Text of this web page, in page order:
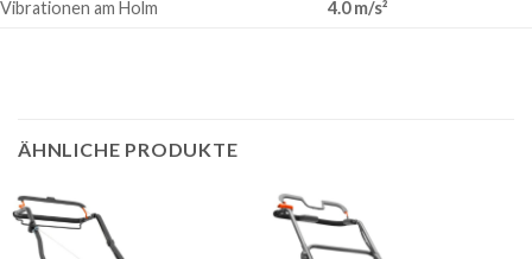
Vibrationen am Holm 4.0 m/s²
ÄHNLICHE PRODUKTE